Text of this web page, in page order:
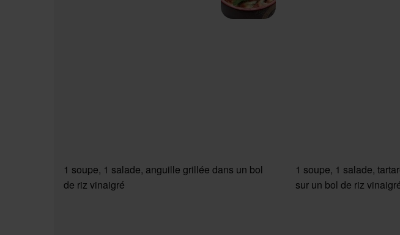
1 soupe, 1 salade, anguille grillée dans un bol
de riz vinaigré
1 soupe, 1 salade,
sur un bol de riz